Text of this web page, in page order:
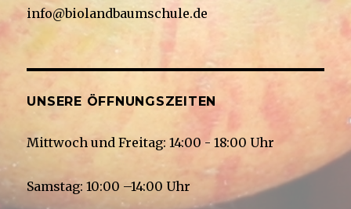
info@biolandbaumschule.de
UNSERE ÖFFNUNGSZEITEN
Mittwoch und Freitag: 14:00 - 18:00 Uhr
Samstag: 10:00 –14:00 Uhr